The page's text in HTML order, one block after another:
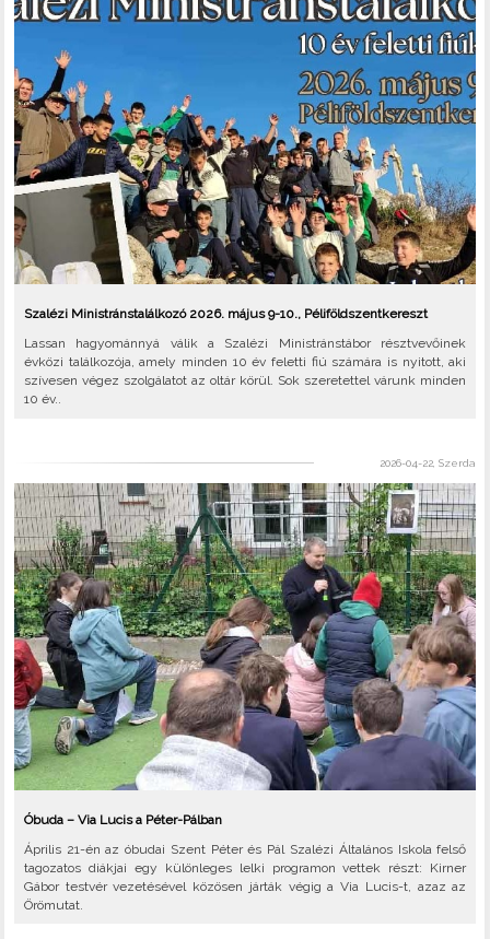
Szalézi Ministránstalálkozó 2026. május 9-10., Péliföldszentkereszt
Lassan hagyománnyá válik a Szalézi Ministránstábor résztvevőinek
évközi találkozója, amely minden 10 év feletti fiú számára is nyitott, aki
szívesen végez szolgálatot az oltár körül. Sok szeretettel várunk minden
10 év..
2026-04-22, Szerda
Óbuda – Via Lucis a Péter-Pálban
Április 21-én az óbudai Szent Péter és Pál Szalézi Általános Iskola felső
tagozatos diákjai egy különleges lelki programon vettek részt: Kirner
Gábor testvér vezetésével közösen járták végig a Via Lucis-t, azaz az
Örömutat.